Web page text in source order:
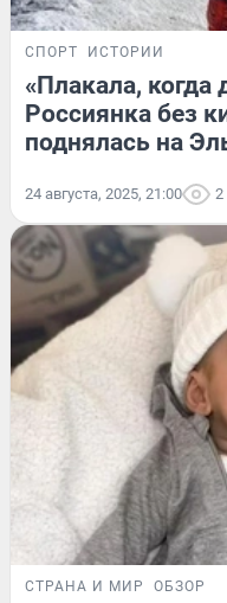
СПОРТ ИСТОРИИ
«Плакала,
Россиянка без
поднялась на
24 августа, 2025, 21:00 2
СТРАНА И МИР ОБЗОР